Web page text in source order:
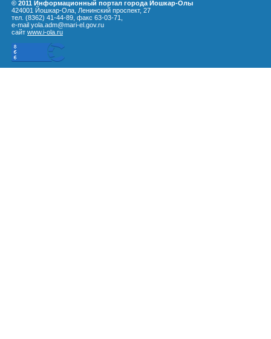
© 2011 Информационный портал города Йошкар-Олы
424001 Йошкар-Ола, Ленинский проспект, 27
тел. (8362) 41-44-89, факс 63-03-71,
e-mail yola.adm@mari-el.gov.ru
сайт www.i-ola.ru